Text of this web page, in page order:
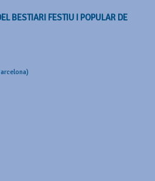
BESTIARI FESTIU I POPULAR DE